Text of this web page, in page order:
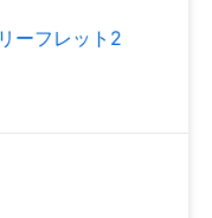
ーフレット2